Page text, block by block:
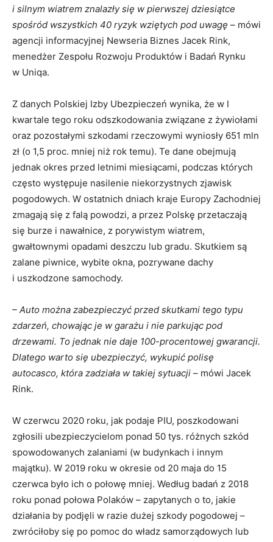
i silnym wiatrem znalazły się w pierwszej dziesiątce
spośród wszystkich 40 ryzyk wziętych pod uwagę – mówi
agencji informacyjnej Newseria Biznes Jacek Rink,
menedżer Zespołu Rozwoju Produktów i Badań Rynku
w Uniqa.
Z danych Polskiej Izby Ubezpieczeń wynika, że w I
kwartale tego roku odszkodowania związane z żywiołami
oraz pozostałymi szkodami rzeczowymi wyniosły 651 mln
zł (o 1,5 proc. mniej niż rok temu). Te dane obejmują
jednak okres przed letnimi miesiącami, podczas których
często występuje nasilenie niekorzystnych zjawisk
pogodowych. W ostatnich dniach kraje Europy Zachodniej
zmagają się z falą powodzi, a przez Polskę przetaczają
się burze i nawałnice, z porywistym wiatrem,
gwałtownymi opadami deszczu lub gradu. Skutkiem są
zalane piwnice, wybite okna, pozrywane dachy
i uszkodzone samochody.
– Auto można zabezpieczyć przed skutkami tego typu
zdarzeń, chowając je w garażu i nie parkując pod
drzewami. To jednak nie daje 100-procentowej gwarancji.
Dlatego warto się ubezpieczyć, wykupić polisę
autocasco, która zadziała w takiej sytuacji – mówi Jacek
Rink.
W czerwcu 2020 roku, jak podaje PIU, poszkodowani
zgłosili ubezpieczycielom ponad 50 tys. różnych szkód
spowodowanych zalaniami (w budynkach i innym
majątku). W 2019 roku w okresie od 20 maja do 15
czerwca było ich o połowę mniej. Według badań z 2018
roku ponad połowa Polaków – zapytanych o to, jakie
działania by podjęli w razie dużej szkody pogodowej –
zwróciłoby się po pomoc do władz samorządowych lub